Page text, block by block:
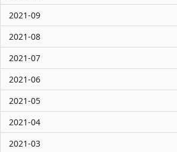
2021-09
2021-08
2021-07
2021-06
2021-05
2021-04
2021-03